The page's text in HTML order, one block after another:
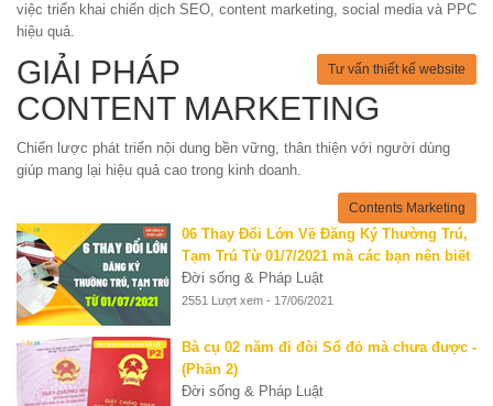
việc triển khai chiến dịch SEO, content marketing, social media và PPC
hiệu quả.
Tư vấn thiết kế website
GIẢI PHÁP
CONTENT MARKETING
Chiến lược phát triển nội dung bền vững, thân thiện với người dùng
giúp mang lại hiệu quả cao trong kinh doanh.
Contents Marketing
06 Thay Đổi Lớn Về Đăng Ký Thường Trú,
Tạm Trú Từ 01/7/2021 mà các bạn nên biết
Đời sống & Pháp Luật
2551 Lượt xem - 17/06/2021
Bà cụ 02 năm đi đòi Sổ đỏ mà chưa được -
(Phần 2)
Đời sống & Pháp Luật